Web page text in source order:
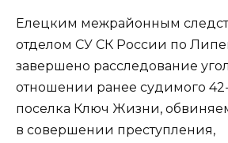
Елецким межрайонным
отделом СУ СК России по
завершено расследование
отношении ранее судимого
поселка Ключ Жизни,
в совершении преступления,